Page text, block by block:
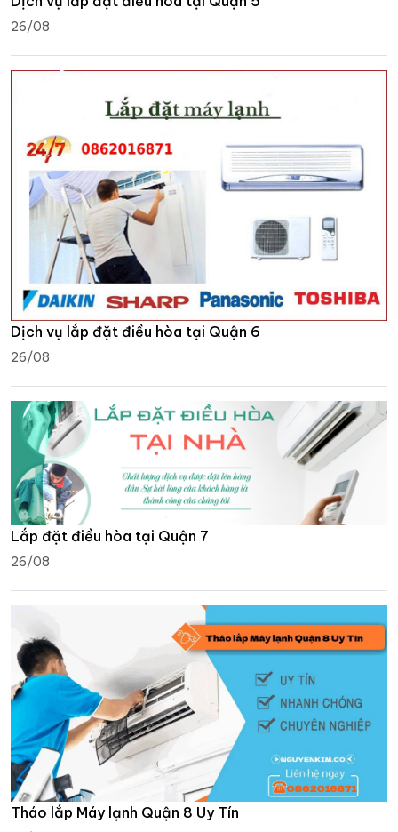
26/08
Dịch vụ lắp đặt điều hòa tại Quận 6
26/08
Lắp đặt điều hòa tại Quận 7
26/08
Tháo lắp Máy lạnh Quận 8 Uy Tín